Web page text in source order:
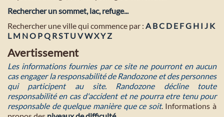
Rechercher un sommet, lac, refuge...
Rechercher une ville qui commence par : A BC D E FG H I J K
L M NO PQ RST U VWXYZ
Avertissement
Les informations fournies par ce site ne pourront en aucun
cas engager la responsabilité de Randozone et des personnes
qui participent au site. Randozone décline toute
responsabilité en cas d'accident et ne pourra etre tenu pour
responsable de quelque manière que ce soit. Informations à